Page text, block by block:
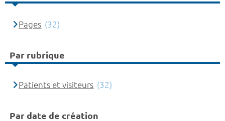
Pages (32)
Par rubrique
Patients et visiteurs (32)
Par date de création